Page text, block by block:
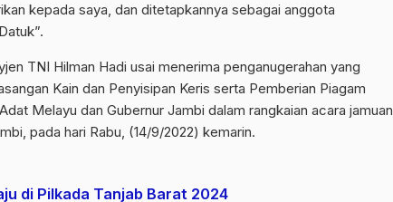
kepada saya, dan ditetapkannya sebagai anggota
TNI Hilman Hadi usai menerima penganugerahan yang
Kain dan Penyisipan Keris serta Pemberian Piagam
Melayu dan Gubernur Jambi dalam rangkaian acara jamuan
pada hari Rabu, (14/9/2022) kemarin.
di Pilkada Tanjab Barat 2024